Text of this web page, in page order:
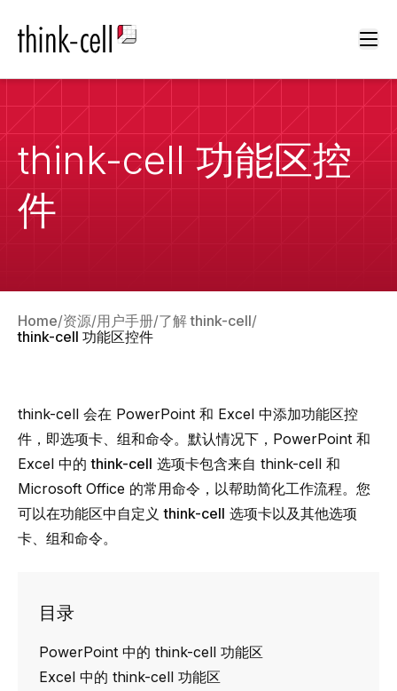
think-cell 功能区控
件
Home 资源 用户手册 了解 think-cell
think-cell 功能区控件
think-cell 会在 PowerPoint 和 Excel 中添加功能区控
件，即选项卡、组和命令。默认情况下，PowerPoint 和
Excel 中的think-cell 选项卡包含来自 think-cell 和
Microsoft Office 的常用命令，以帮助简化工作流程。您
可以在功能区中自定义think-cell 选项卡以及其他选项
卡、组和命令。
目录
PowerPoint 中的 think-cell 功能区
Excel 中的 think-cell 功能区